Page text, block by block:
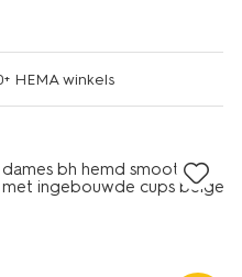
HEMA winkels
dames bh hemd smoothing
met ingebouwde cups beige